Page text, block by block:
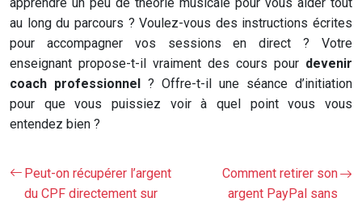
au long du parcours ? Voulez-vous des instructions écrites
pour accompagner vos sessions en direct ? Votre
enseignant propose-t-il vraiment des cours pour devenir
coach professionnel ? Offre-t-il une séance d’initiation
pour que vous puissiez voir à quel point vous vous
entendez bien ?
Peut-on récupérer l’argent
du CPF directement sur
Comment retirer son
argent PayPal sans